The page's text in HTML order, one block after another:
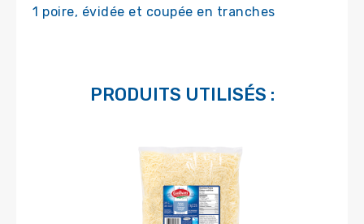
1 poire, évidée et coupée en tranches
PRODUITS UTILISÉS :